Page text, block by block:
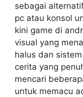
sebagai
pc atau konsol
kini game di
visual yang
halus dan
cerita yang
mencari
untuk memacu